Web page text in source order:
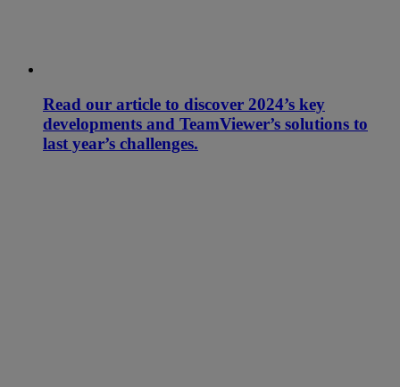
Read our article to discover 2024’s key
developments and TeamViewer’s solutions to
last year’s challenges.